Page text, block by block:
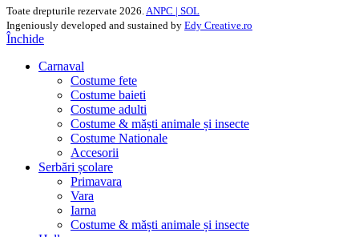
Toate drepturile rezervate 2026. ANPC | SOL
Ingeniously developed and sustained by Edy Creative.ro
Închide
Carnaval
Costume fete
Costume baieti
Costume adulti
Costume & măști animale și insecte
Costume Nationale
Accesorii
Serbări școlare
Primavara
Vara
Iarna
Costume & măști animale și insecte